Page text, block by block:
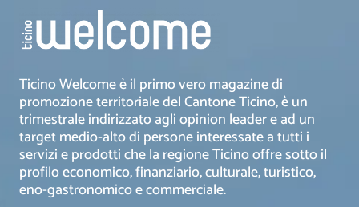
Ticino Welcome è il primo vero magazine di
promozione territoriale del Cantone Ticino, è un
trimestrale indirizzato agli opinion leader e ad un
target medio-alto di persone interessate a tutti i
servizi e prodotti che la regione Ticino offre sotto il
profilo economico, finanziario, culturale, turistico,
eno-gastronomico e commerciale.